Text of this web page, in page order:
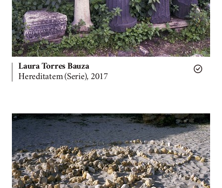
Laura Torres Bauza
Hereditatem (Serie), 2017